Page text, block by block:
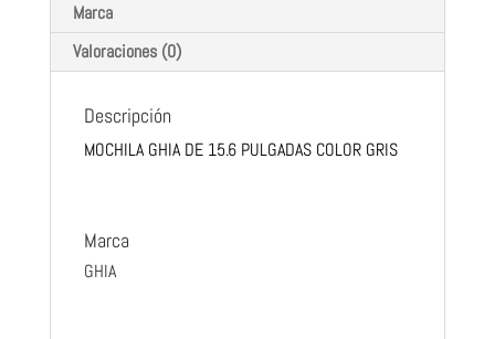
Marca
Valoraciones (0)
Descripción
MOCHILA GHIA DE 15.6 PULGADAS COLOR GRIS
Marca
GHIA